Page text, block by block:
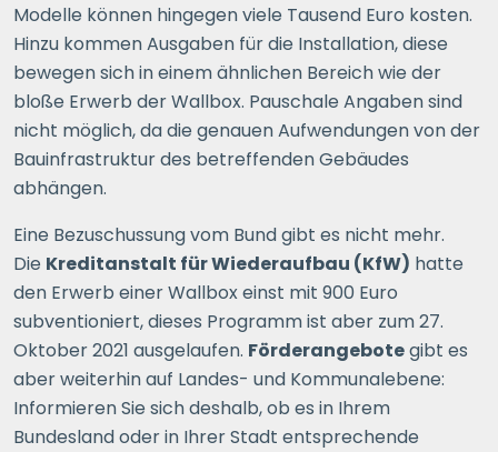
Modelle können hingegen viele Tausend Euro kosten.
Hinzu kommen Ausgaben für die Installation, diese
bewegen sich in einem ähnlichen Bereich wie der
bloße Erwerb der Wallbox. Pauschale Angaben sind
nicht möglich, da die genauen Aufwendungen von der
Bauinfrastruktur des betreffenden Gebäudes
abhängen.
Eine Bezuschussung vom Bund gibt es nicht mehr.
Die Kreditanstalt für Wiederaufbau (KfW) hatte
den Erwerb einer Wallbox einst mit 900 Euro
subventioniert, dieses Programm ist aber zum 27.
Oktober 2021 ausgelaufen. Förderangebotegibt es
aber weiterhin auf Landes- und Kommunalebene:
Informieren Sie sich deshalb, ob es in Ihrem
Bundesland oder in Ihrer Stadt entsprechende